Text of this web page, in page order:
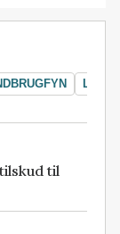
til